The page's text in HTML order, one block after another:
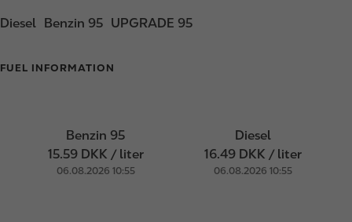
Diesel Benzin 95 UPGRADE 95
FUEL INFORMATION
Benzin 95
15.59 DKK / liter
06.08.2026 10:55
Diesel
16.49 DKK / liter
06.08.2026 10:55